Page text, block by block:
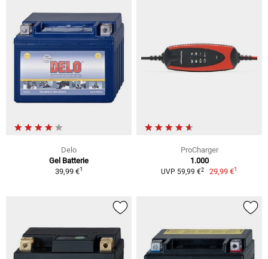
Delo
Gel Batterie
39,99 €1
ProCharger
1.000
UVP 59,99 €2 29,99 €1